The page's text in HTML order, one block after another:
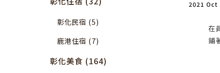
彰化民宿 (5)
鹿港住宿 (7)
彰化美食 (164)
2021 Oct
在
鋪